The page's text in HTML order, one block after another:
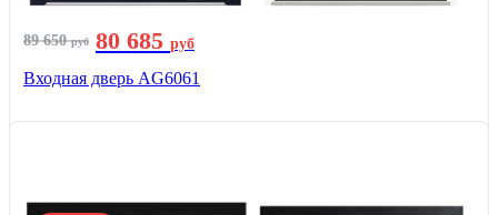
89 650руб 80 685 руб
Входная дверь AG6061